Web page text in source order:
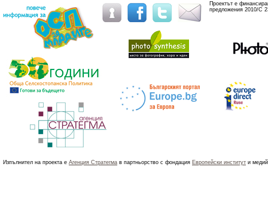
Проектът е
предложения 2010/C
Изпълнител на проекта е Агенция Стратегма в партньорство с фондация Европейски институт и